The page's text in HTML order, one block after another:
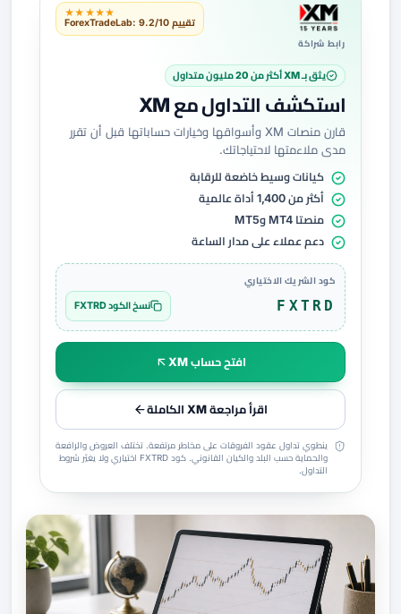
رابط شراكة
★★★★★
تقييم ForexTradeLab: 9.2/10
يثق بـ XM أكثر من 20 مليون متداول
استكشف التداول مع XM
قارن منصات XM وأسواقها وخيارات حساباتها قبل أن تقرر
مدى ملاءمتها لاحتياجاتك.
كيانات وسيط خاضعة للرقابة
أكثر من 1,400 أداة عالمية
منصتا MT4 وMT5
دعم عملاء على مدار الساعة
كود الشريك الاختياري
FXTRD نسخ الكود FXTRD
افتح حساب XM
اقرأ مراجعة XM الكاملة
ينطوي تداول عقود الفروقات على مخاطر مرتفعة. تختلف العروض والرافعة
والحماية حسب البلد والكيان القانوني. كود FXTRD اختياري ولا يغيّر شروط
التداول.